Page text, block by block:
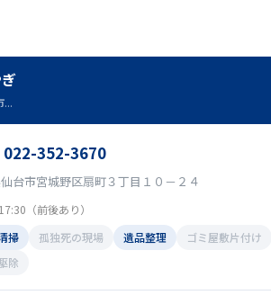
...
022-352-3670
台市宮城野区扇町３丁目１０－２４
（前後あり）
掃
孤独死の現場 遺品整理 ゴミ屋敷片付け
除